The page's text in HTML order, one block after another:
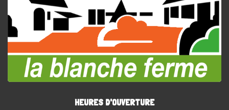
HEURES D'OUVERTURE